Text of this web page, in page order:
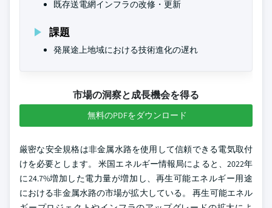
既存送電網インフラの改修・更新
課題
発展途上地域における技術進化の遅れ
市場の洞察と成長機会を得る
無料のPDFをダウンロード
厳密な安全規格は非金属水路を使用して信頼できる電気取付
けを必要とします。 米国エネルギー情報局によると、2022年
に24.7%増加した電力量が増加し、再生可能エネルギー用途
における非金属水路の市場が拡大している。 再生可能エネル